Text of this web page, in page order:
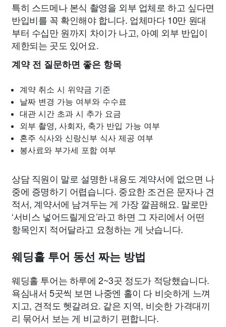
특히 스드메나 본식 촬영을 외부 업체로 하고 싶다면
반입비를 꼭 확인해야 합니다. 업체마다 10만 원대
부터 수십만 원까지 차이가 나고, 아예 외부 반입이
제한되는 곳도 있어요.
계약 전 질문하면 좋은 항목
계약 취소 시 위약금 기준
날짜 변경 가능 여부와 수수료
대관 시간 초과 시 추가 요금
외부 촬영, 사회자, 축가 반입 가능 여부
혼주 식사와 신랑신부 식사 제공 여부
봉사료와 부가세 포함 여부
상담 직원이 말로 설명한 내용도 계약서에 없으면 나
중에 증명하기 어렵습니다. 중요한 조건은 문자나 견
적서, 계약서에 남겨두는 게 가장 깔끔해요. 말로만
‘서비스 넣어드릴게요’라고 하면 그 자리에서 어떤
항목인지 적어달라고 요청하는 게 낫습니다.
웨딩홀 투어 동선 짜는 방법
웨딩홀 투어는 하루에 2~3곳 정도가 적당했습니다.
욕심내서 5곳씩 보면 나중엔 홀이 다 비슷하게 느껴
지고, 견적도 헷갈려요. 같은 지역, 비슷한 가격대끼
리 묶어서 보는 게 비교하기 편합니다.